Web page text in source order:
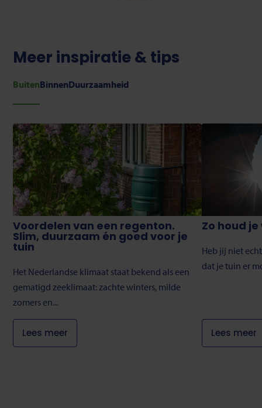
Meer inspiratie & tips
BuitenBinnenDuurzaamheid
Voordelen van een regenton.
Slim, duurzaam én goed voor je
tuin
Het Nederlandse klimaat staat bekend als een
gematigd zeeklimaat: zachte winters, milde
zomers en...
Lees meer
Zo houd
Heb jij niet
dat je tuin er
Lees meer